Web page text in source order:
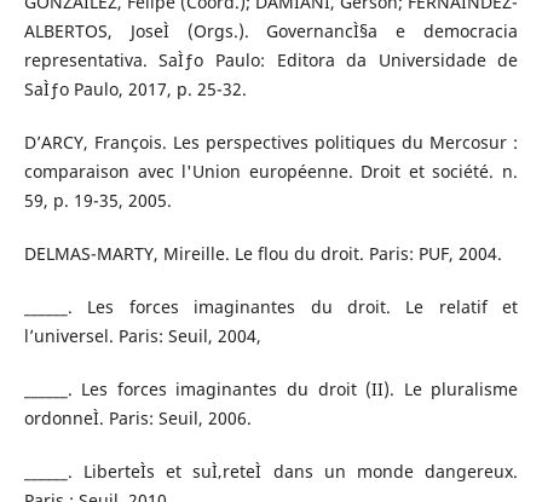
ALBERTOS, JoseÌ (Orgs.). GovernancÌ§a e democracia
representativa. SaÌƒo Paulo: Editora da Universidade de
SaÌƒo Paulo, 2017, p. 25-32.
D’ARCY, François. Les perspectives politiques du Mercosur :
comparaison avec l'Union européenne. Droit et société. n.
59, p. 19-35, 2005.
DELMAS-MARTY, Mireille. Le flou du droit. Paris: PUF, 2004.
______. Les forces imaginantes du droit. Le relatif et
l’universel. Paris: Seuil, 2004,
______. Les forces imaginantes du droit (II). Le pluralisme
ordonneÌ. Paris: Seuil, 2006.
______. LiberteÌs et suÌ‚reteÌ dans un monde dangereux.